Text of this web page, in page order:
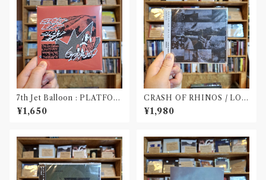
7th Jet Balloon : PLATFOR
M SPLIT EP(CD)〝長野〟×
〝大阪〟
¥1,650
CRASH OF RHINOS / LOG
BOOK(CD)
¥1,980